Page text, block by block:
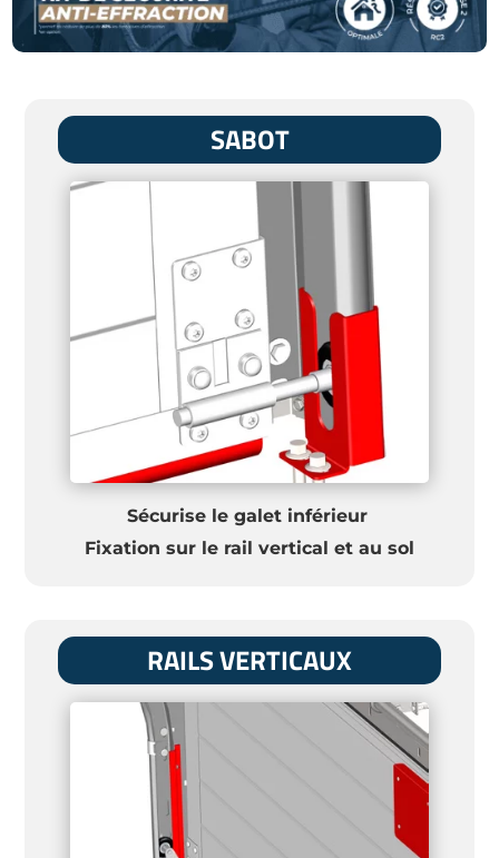
SABOT
Sécurise le galet inférieur
Fixation sur le rail vertical et au sol
RAILS VERTICAUX